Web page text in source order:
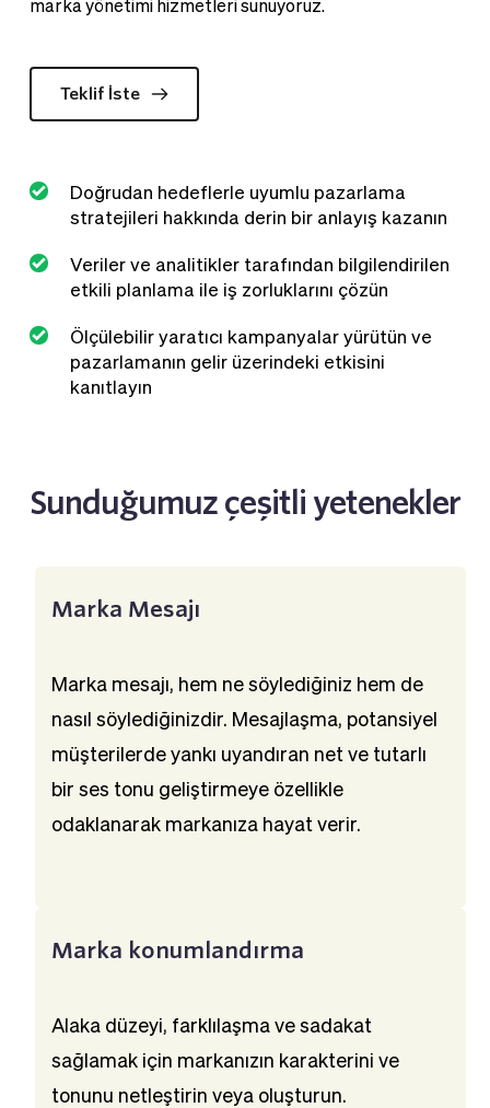
marka yönetimi hizmetleri sunuyoruz.
Teklif İste
Doğrudan hedeflerle uyumlu pazarlama
stratejileri hakkında derin bir anlayış kazanın
Veriler ve analitikler tarafından bilgilendirilen
etkili planlama ile iş zorluklarını çözün
Ölçülebilir yaratıcı kampanyalar yürütün ve
pazarlamanın gelir üzerindeki etkisini
kanıtlayın
Sunduğumuz çeşitli yetenekler
Marka Mesajı
Marka mesajı, hem ne söylediğiniz hem de
nasıl söylediğinizdir. Mesajlaşma, potansiyel
müşterilerde yankı uyandıran net ve tutarlı
bir ses tonu geliştirmeye özellikle
odaklanarak markanıza hayat verir.
Marka konumlandırma
Alaka düzeyi, farklılaşma ve sadakat
sağlamak için markanızın karakterini ve
tonunu netleştirin veya oluşturun.